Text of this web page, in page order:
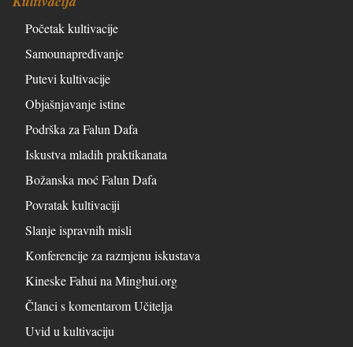
Početak kultivacije
Samounapređivanje
Putevi kultivacije
Objašnjavanje istine
Podrška za Falun Dafa
Iskustva mladih praktikanata
Božanska moć Falun Dafa
Povratak kultivaciji
Slanje ispravnih misli
Konferencije za razmjenu iskustava
Kineske Fahui na Minghui.org
Članci s komentarom Učitelja
Uvid u kultivaciju